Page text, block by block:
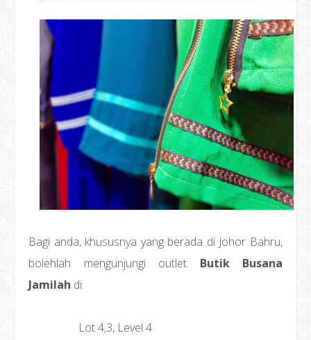
Bagi anda, khususnya yang berada di Johor Bahru,
bolehlah mengunjungi outlet Butik Busana
Jamilah di:
Lot 4,3, Level 4